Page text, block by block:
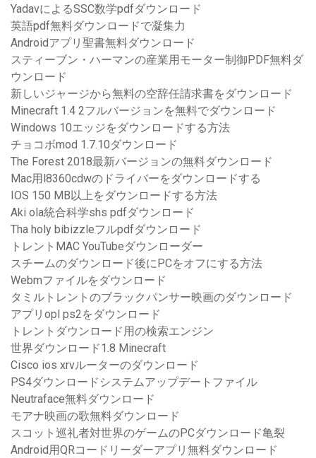
YadavによるSSC数学pdfダウンロード
英語pdf無料ダウンロードで凝集力
Androidアプリ聖書無料ダウンロード
スティーブン・ハーマンの産業用モーター制御PDF無料ダ
ウンロード
新しいジャージから無料の空辞任請求書をダウンロード
Minecraft 1.4 2フルバージョンを無料でダウンロード
Windows 10エッジをダウンロードする方法
チョコボmod 1.7.10ダウンロード
The Forest 2018最新バージョンの無料ダウンロード
Mac用l8360cdwのドライバーをダウンロードする
IOS 150 MB以上をダウンロードする方法
Aki ola統合科学shs pdfダウンロード
Tha holy bibizzleフルpdfダウンロード
トレントMAC YouTubeダウンローダー
スチームのダウンロード後にPCをオフにする方法
Webmファイルをダウンロード
タミルトレントのブラックパンサー映画のダウンロード
アプリopl ps2をダウンロード
トレントダウンロード用の検索エンジン
世界ダウンロード1.8 Minecraft
Cisco ios xrvルーターのダウンロード
PS4ダウンロードシステムアップデートファイル
Neutraface無料ダウンロード
モアナ映画の歌無料ダウンロード
スコット巡礼者対世界のゲームのPCダウンロード亀裂
Android用QRコードリーダーアプリ無料ダウンロード